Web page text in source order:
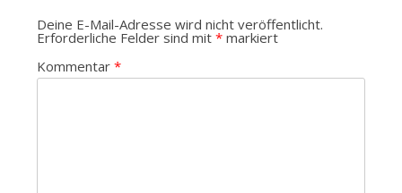
Deine E-Mail-Adresse wird nicht veröffentlicht.
Erforderliche Felder sind mit *markiert
Kommentar *